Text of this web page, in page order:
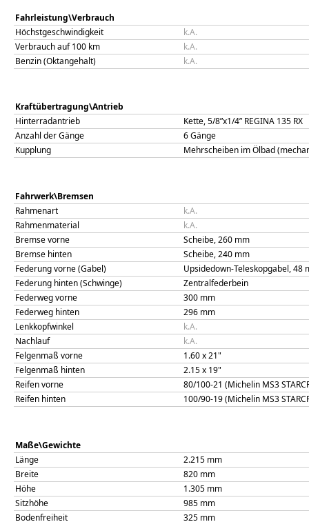
Fahrleistung\Verbrauch
Höchstgeschwindigkeit
k.A.
Verbrauch auf 100 km
k.A.
Benzin (Oktangehalt)
k.A.
Kraftübertragung\Antrieb
Hinterradantrieb
Kette, 5/8”x1/4” REGINA 135 RX
Anzahl der Gänge
6 Gänge
Kupplung
Mehrscheiben im Ölbad
Fahrwerk\Bremsen
Rahmenart
k.A.
Rahmenmaterial
k.A.
Bremse vorne
Scheibe, 260 mm
Bremse hinten
Scheibe, 240 mm
Federung vorne (Gabel)
Upsidedown-Teleskopgabel, 48
Federung hinten (Schwinge)
Zentralfederbein
Federweg vorne
300 mm
Federweg hinten
296 mm
Lenkkopfwinkel
k.A.
Nachlauf
k.A.
Felgenmaß vorne
1.60 x 21"
Felgenmaß hinten
2.15 x 19"
Reifen vorne
80/100-21 (Michelin MS3
Reifen hinten
100/90-19 (Michelin MS3
Maße\Gewichte
Länge
2.215 mm
Breite
820 mm
Höhe
1.305 mm
Sitzhöhe
985 mm
Bodenfreiheit
325 mm